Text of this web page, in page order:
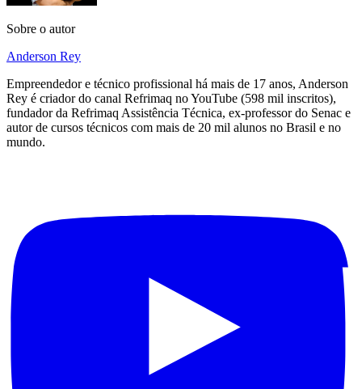
Sobre o autor
Anderson Rey
Empreendedor e técnico profissional há mais de 17 anos, Anderson
Rey é criador do canal Refrimaq no YouTube (598 mil inscritos),
fundador da Refrimaq Assistência Técnica, ex-professor do Senac e
autor de cursos técnicos com mais de 20 mil alunos no Brasil e no
mundo.